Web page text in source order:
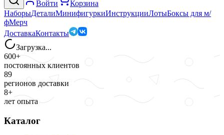
Войти
Корзина
НаборыДеталиМинифигуркиИнструкцииЛотыБоксы для м/
фМерч
ДоставкаКонтакты
Загрузка...
600+
постоянных клиентов
89
регионов доставки
8+
лет опыта
Каталог